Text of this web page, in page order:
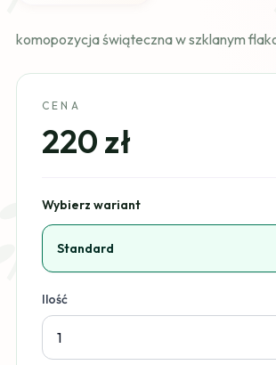
komopozycja świąteczna w szklanym
CENA
220 zł
Wybierz wariant
Standard
Ilość